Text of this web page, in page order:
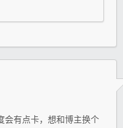
会有点卡，想和博主换个